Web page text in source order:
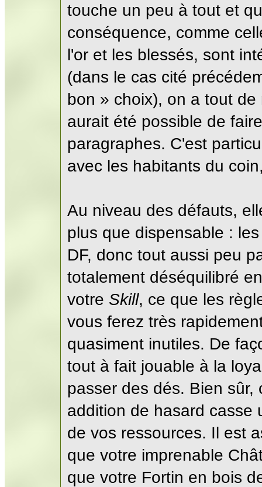
touche un peu à tout et
conséquence, comme
l'or et les blessés, sont
(dans le cas cité
bon » choix), on a tout
aurait été possible de
paragraphes. C'est
avec les habitants du
Au niveau des défauts,
plus que dispensable :
DF, donc tout aussi peu
totalement déséquilibré
votre Skill, ce que les
vous ferez très
quasiment inutiles. De
tout à fait jouable à la
passer des dés. Bien
addition de hasard casse
de vos ressources. Il est
que votre imprenable
que votre Fortin en bois